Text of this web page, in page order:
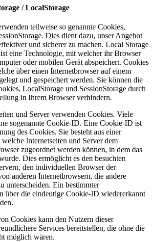
/ LocalStorage
teilweise so genannte Cookies,
Dies dient dazu, unser Angebot
und sicherer zu machen. Local Storage
eine Technologie, mit welcher ihr Browser
oder mobilen Gerät abspeichert. Cookies
über einen Internetbrowser auf einem
und gespeichert werden. Sie können die
LocalStorage und SessionStorage durch
in Ihrem Browser verhindern.
und Server verwenden Cookies. Viele
sogenannte Cookie-ID. Eine Cookie-ID ist
des Cookies. Sie besteht aus einer
Internetseiten und Server dem
zugeordnet werden können, in dem das
Dies ermöglicht es den besuchten
den individuellen Browser der
anderen Internetbrowsern, die andere
unterscheiden. Ein bestimmter
über die eindeutige Cookie-ID wiedererkannt
Cookies kann den Nutzern dieser
Services bereitstellen, die ohne die
möglich wären.